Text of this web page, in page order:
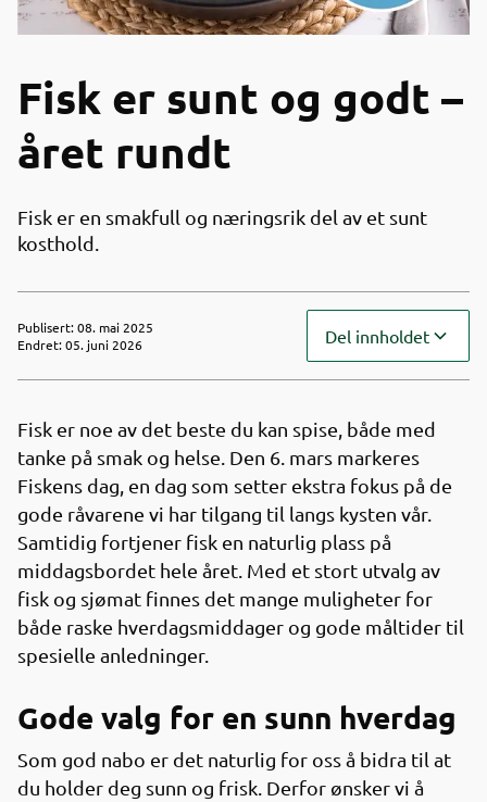
Fisk er sunt og godt –
året rundt
Fisk er en smakfull og næringsrik del av et sunt
kosthold.
Publisert:08. mai 2025
Endret:05. juni 2026 Del innholdet
Fisk er noe av det beste du kan spise, både med
tanke på smak og helse. Den 6. mars markeres
Fiskens dag, en dag som setter ekstra fokus på de
gode råvarene vi har tilgang til langs kysten vår.
Samtidig fortjener fisk en naturlig plass på
middagsbordet hele året. Med et stort utvalg av
fisk og sjømat finnes det mange muligheter for
både raske hverdagsmiddager og gode måltider til
spesielle anledninger.
Gode valg for en sunn hverdag
Som god nabo er det naturlig for oss å bidra til at
du holder deg sunn og frisk. Derfor ønsker vi å